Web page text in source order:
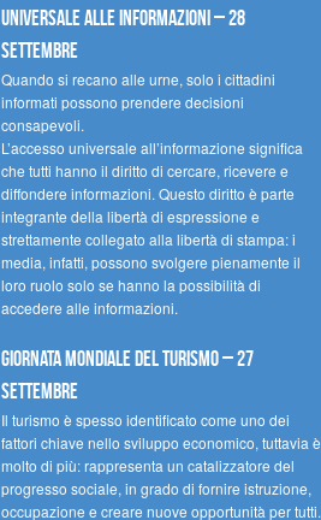
universale alle informazioni – 28
settembre
Quando si recano alle urne, solo i cittadini
informati possono prendere decisioni
consapevoli.
L’accesso universale all’informazione significa
che tutti hanno il diritto di cercare, ricevere e
diffondere informazioni. Questo diritto è parte
integrante della libertà di espressione e
strettamente collegato alla libertà di stampa: i
media, infatti, possono svolgere pienamente il
loro ruolo solo se hanno la possibilità di
accedere alle informazioni.
Giornata mondiale del turismo – 27
settembre
Il turismo è spesso identificato come uno dei
fattori chiave nello sviluppo economico, tuttavia è
molto di più: rappresenta un catalizzatore del
progresso sociale, in grado di fornire istruzione,
occupazione e creare nuove opportunità per tutti.